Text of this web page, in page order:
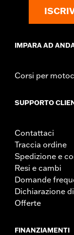
IMPARA AD
Corsi per
SUPPORTO
Contattaci
Traccia ordine
Spedizione e
Resi e cambi
Domande
Dichiarazione
Offerte
FINANZIAMENTI